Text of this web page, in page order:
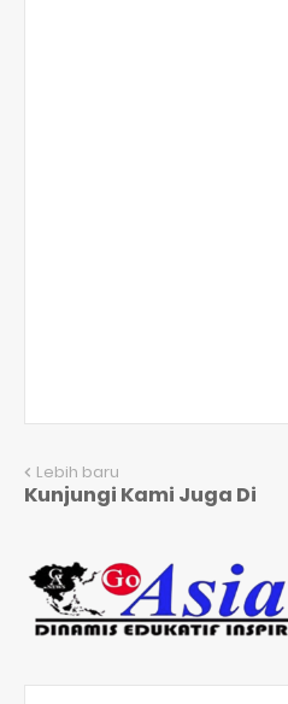
Lebih baru
Kunjungi Kami Juga Di